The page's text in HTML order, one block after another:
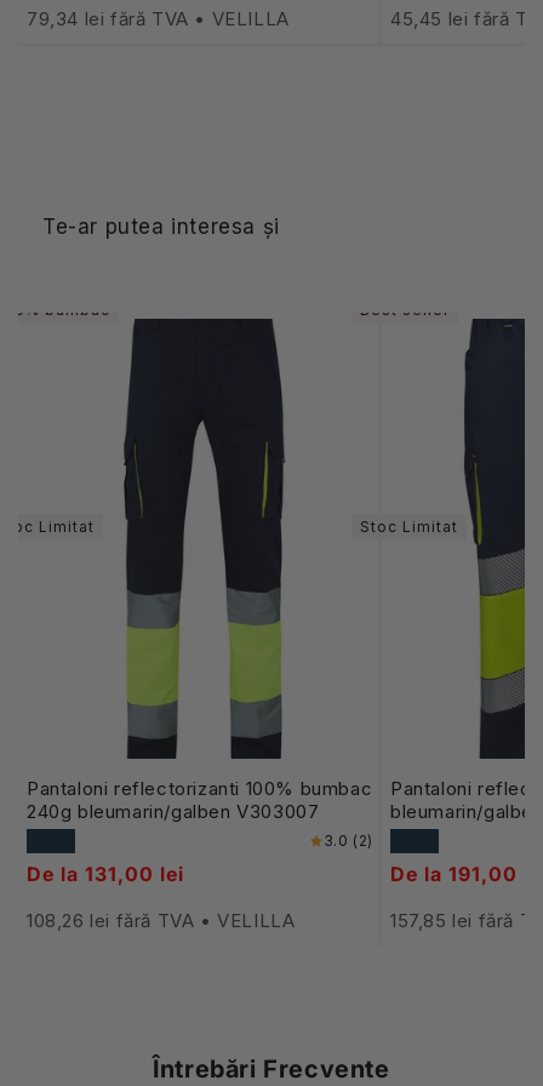
79,34 lei fără TVA • VELILLA 45,45 lei fără
Te-ar putea interesa și
Limitat
bumbac
Pantaloni reflectorizanti 100% bumbac
240g bleumarin/galben V303007
3.0 (2)
De la 131,00 lei
108,26 lei fără TVA • VELILLA
Stoc Limitat
Best seller
Pantaloni
bleumarin/
De la 191,00
157,85 lei fără
Întrebări Frecvente